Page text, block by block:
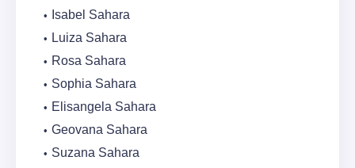
Isabel Sahara
Luiza Sahara
Rosa Sahara
Sophia Sahara
Elisangela Sahara
Geovana Sahara
Suzana Sahara